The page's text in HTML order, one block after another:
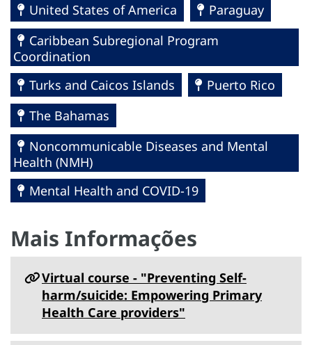
United States of America
Paraguay
Caribbean Subregional Program
Coordination
Turks and Caicos Islands
Puerto Rico
The Bahamas
Noncommunicable Diseases and Mental
Health (NMH)
Mental Health and COVID-19
Mais Informações
Virtual course - "Preventing Self-
harm/suicide: Empowering Primary
Health Care providers"